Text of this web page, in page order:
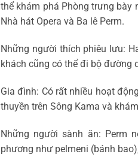
thể khám phá Phòng trưng bày
Nhà hát Opera và Ba lê Perm.
Những người thích phiêu lưu:
khách cũng có thể đi bộ đường
Gia đình: Có rất nhiều hoạt
thuyền trên Sông Kama và
Những người sành ăn: Perm
phương như pelmeni (bánh